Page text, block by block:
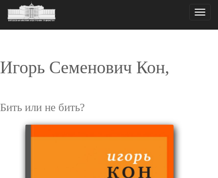
Toggle
Игорь Семенович Кон,
Бить или не бить?